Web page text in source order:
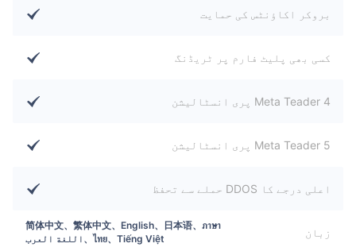
بروکر اکاؤنٹس کی حمایت
کسی بھی پلیٹ فارم پر ٹریڈنگ
Meta Teader 4 پری انسٹالیشن
Meta Teader 5 پری انسٹالیشن
اعلی درجے کا DDOS حملے سے تحفظ
زبان
简体中文、繁体中文、English、日本语、ภาษา
ไทย、Tiếng Việt、اللغة العرب